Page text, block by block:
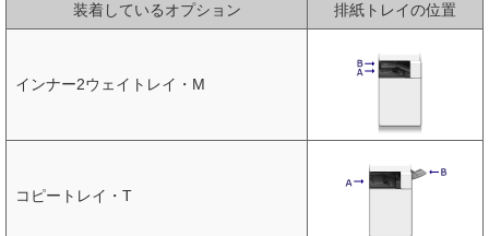
装着しているオプション 排紙トレイの位置
インナー2ウェイトレイ・M
コピートレイ・T